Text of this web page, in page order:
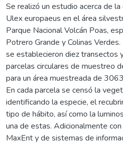
Se realizó un estudio acerca de
Ulex europaeus en el área
Parque Nacional Volcán Poas,
Potrero Grande y Colinas
se establecieron diez transectos
parcelas circulares de muestreo
para un área muestreada de
En cada parcela se censó la
identificando la especie, el
tipo de hábito, así como la
una de estas. Adicionalmente
MaxEnt y de sistemas de